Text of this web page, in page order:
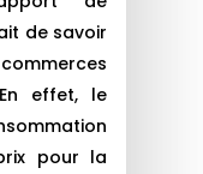
de savoir
effet, le
pour la